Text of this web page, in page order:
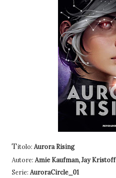
Titolo: Aurora Rising
Autore: Amie Kaufman, Jay Kristoff
Serie: AuroraCircle_01